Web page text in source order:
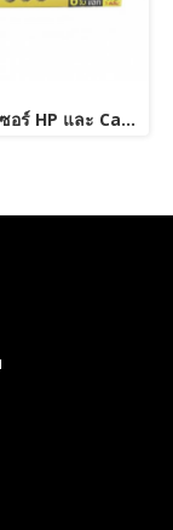
ตลับหมึกเลเซอร์ HP และ Canon รุ่น CF283A JUMBO